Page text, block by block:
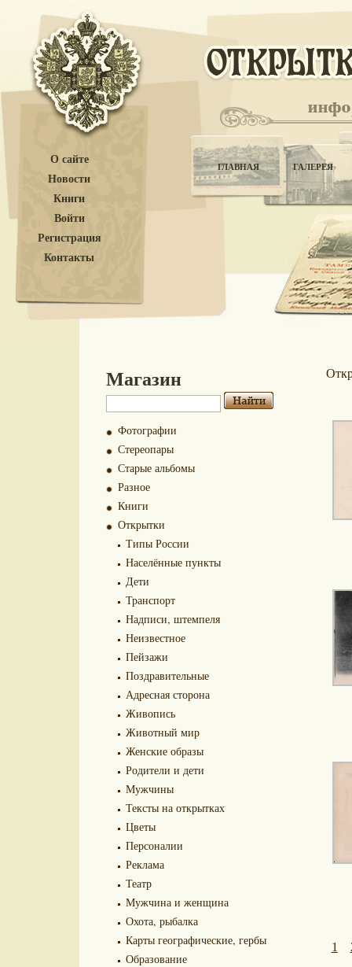
О сайте
Новости
Книги
Войти
Регистрация
Контакты
ГЛАВНАЯ ГАЛЕРЕЯ
Магазин
Фотографии
Стереопары
Старые альбомы
Разное
Книги
Открытки
Типы России
Населённые пункты
Дети
Транспорт
Надписи, штемпеля
Неизвестное
Пейзажи
Поздравительные
Адресная сторона
Живопись
Животный мир
Женские образы
Родители и дети
Мужчины
Тексты на открытках
Цветы
Персоналии
Реклама
Театр
Мужчина и женщина
Охота, рыбалка
Карты географические, гербы
Образование
1